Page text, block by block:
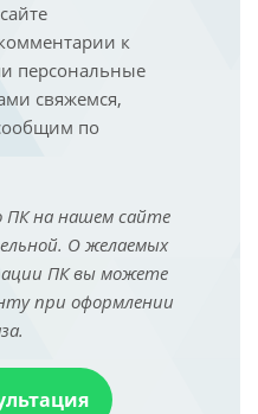
к
персональные
свяжемся,
по
ПК на нашем сайте
О желаемых
ПК вы можете
при оформлении